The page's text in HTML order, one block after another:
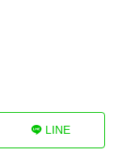
LINE